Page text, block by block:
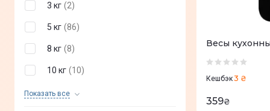
3 кг (2)
5 кг (86)
8 кг (8)
10 кг (10)
Показать все
15 кг ( 4)
Весы
Кешбэк3 ₴
359₴